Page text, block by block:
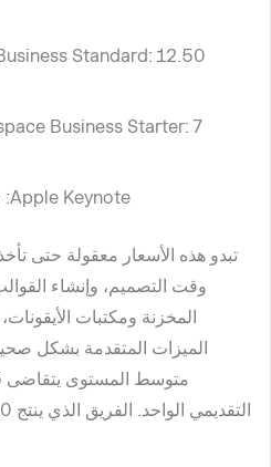
Apple Keynote: مجاني على أجهزة Apple
تبدو هذه الأسعار معقولة حتى
وقت التصميم، وإنشاء
المخزنة ومكتبات
الميزات المتقدمة بشكل